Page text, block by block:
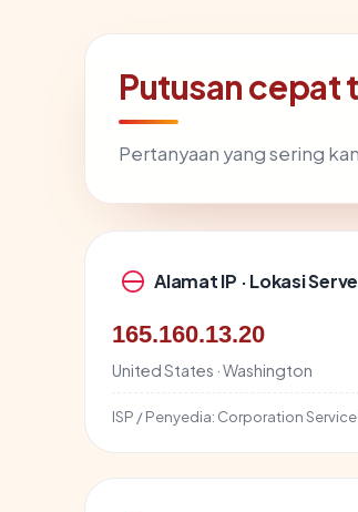
Putusan cepat
Pertanyaan yang sering
Alamat IP · Lokasi
165.160.13.20
United States · Washington
ISP / Penyedia: Corporation